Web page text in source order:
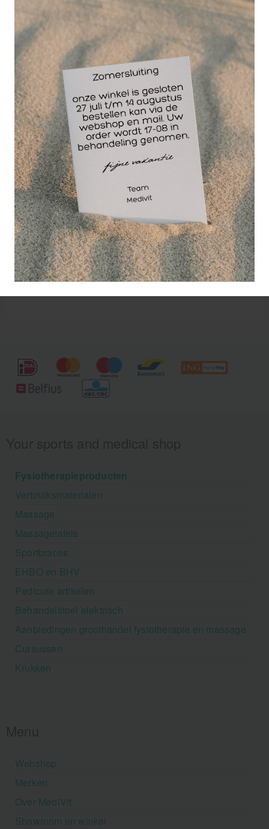
De 30 cm lange
Thera-Band FlexBar
is een draagbaar
lichtgewicht
weerstandstrainer
met gemakkelijke
grip. De Flexbar
wordt gebruikt voor
revalidatie en versterking van handen, polsen,
onderarmen en schouders. De Thera-Band FlexBar
is in verschillende weerstanden verkrijgbaar.
Deze uitvoering in het geel is geclassificeerd als
licht, in gebruik.
Fysiotherapieproducten
Verbruiksmaterialen
Massage
Massagetafels
Sportbraces
EHBO en BHV
Pedicure artikelen
Behandelstoel elektrisch
Aanbiedingen groothandel fysiotherapie en massage
Cursussen
Krukken
Webshop
Merken
Over MediVit
Showroom en winkel